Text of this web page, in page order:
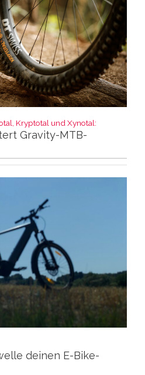
Kryptotal und Xynotal:
Gravity-MTB-
deinen E-Bike-